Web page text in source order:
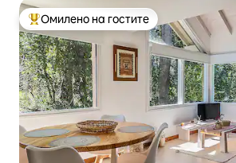
Меѓу најуспешните „Омилени на
Омилено на гостите